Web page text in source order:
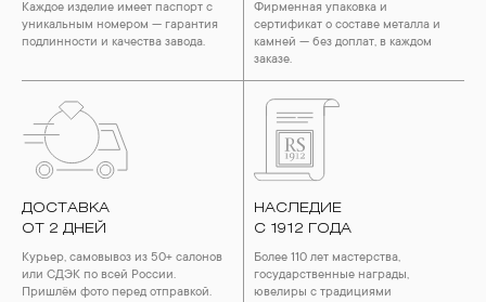
Каждое изделие имеет паспорт с
уникальным номером — гарантия
подлинности и качества завода.
Фирменная упаковка и
сертификат о составе металла и
камней — без доплат, в каждом
заказе.
ДОСТАВКА
ОТ 2 ДНЕЙ
Курьер, самовывоз из 50+ салонов
или СДЭК по всей России.
Пришлём фото перед отправкой.
НАСЛЕДИЕ
С 1912 ГОДА
Более 110 лет мастерства,
государственные награды,
ювелиры с традициями